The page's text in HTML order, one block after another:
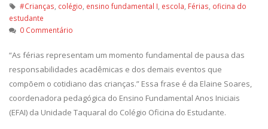
#Crianças colégio ensino fundamental I escola Férias oficina do
estudante
0 Commentário
“As férias representam um momento fundamental de pausa das
responsabilidades acadêmicas e dos demais eventos que
compõem o cotidiano das crianças.” Essa frase é da Elaine Soares,
coordenadora pedagógica do Ensino Fundamental Anos Iniciais
(EFAI) da Unidade Taquaral do Colégio Oficina do Estudante.